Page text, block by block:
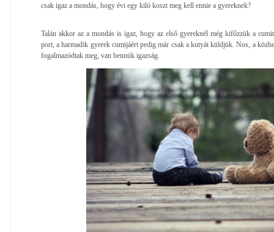
csak igaz a mondás, hogy évi egy kiló koszt meg kell ennie a gyereknek?
Talán akkor az a mondás is igaz, hogy az első gyereknél még kifőzzük a
port, a harmadik gyerek cumijáért pedig már csak a kutyát küldjük. Nos, a
fogalmazódtak meg, van bennük igazság.